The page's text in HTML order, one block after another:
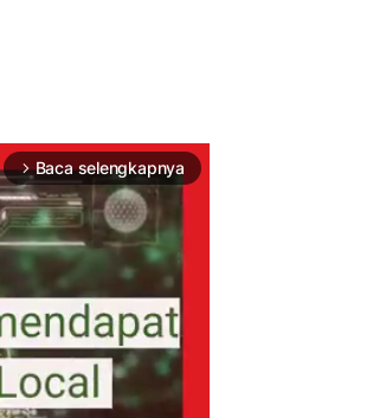
arrow_forward_ios Baca selengkapnya